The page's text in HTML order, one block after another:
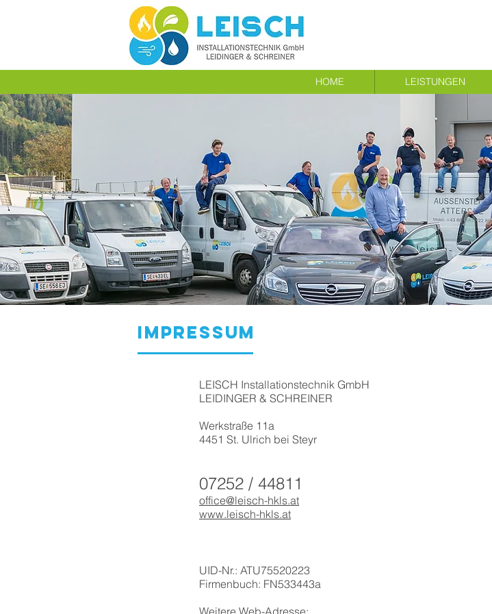
HOME LEISTUNGEN
IMPRESSUM
LEISCH Installationstechnik GmbH
LEIDINGER & SCHREINER
Werkstraße 11a
4451 St. Ulrich bei Steyr
07252 / 44811
office@leisch-hkls.at
www.leisch-hkls.at
UID-Nr.: ATU75520223
Firmenbuch: FN533443a
Weitere Web-Adresse: